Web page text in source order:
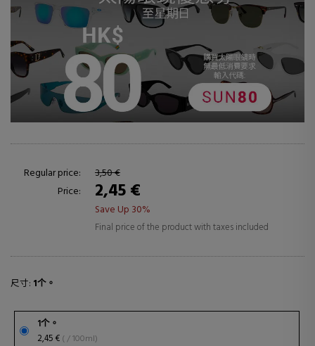
Regular price:
3,50 €
Price:
2,45 €
Save Up 30%
Final price of the product with taxes included
尺寸: 1个。
1个。
2,45 € ( / 100ml)